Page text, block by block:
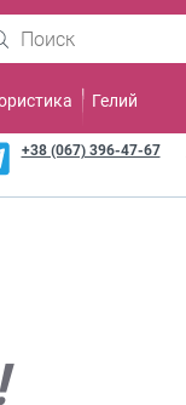
Гелий
+38 (067) 396-47-67